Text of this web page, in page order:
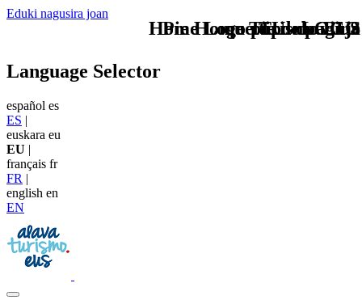
Eduki nagusira joan
TU - LOGO
Language Selector
español es
ES |
euskara eu
EU |
français fr
FR |
english en
EN
que tipo de viaje
Home Logo pie de página
Pie Home Turismo EUS